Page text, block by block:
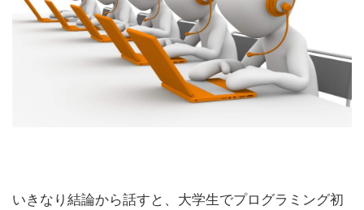
いきなり結論から話すと、大学生でプログラミング初